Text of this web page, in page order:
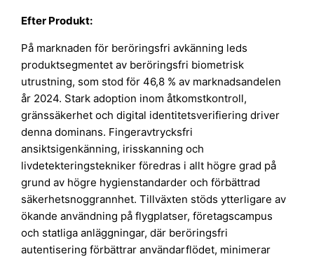
Efter Produkt:
På marknaden för beröringsfri avkänning leds
produktsegmentet av beröringsfri biometrisk
utrustning, som stod för 46,8 % av marknadsandelen
år 2024. Stark adoption inom åtkomstkontroll,
gränssäkerhet och digital identitetsverifiering driver
denna dominans. Fingeravtrycksfri
ansiktsigenkänning, irisskanning och
livdetekteringstekniker föredras i allt högre grad på
grund av högre hygienstandarder och förbättrad
säkerhetsnoggrannhet. Tillväxten stöds ytterligare av
ökande användning på flygplatser, företagscampus
och statliga anläggningar, där beröringsfri
autentisering förbättrar användarflödet, minimerar